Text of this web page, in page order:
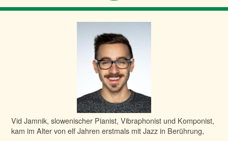
Vid Jamnik, slowenischer Pianist, Vibraphonist und Komponist,
kam im Alter von elf Jahren erstmals mit Jazz in Berührung,